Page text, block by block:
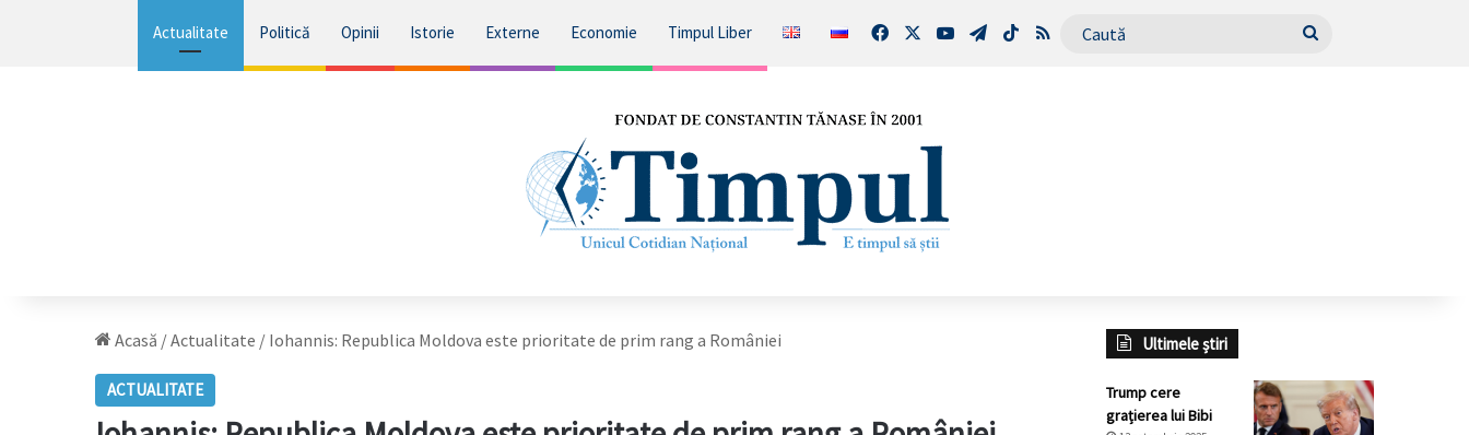
Actualitate Politică Opinii Istorie Externe Economie Timpul Liber FacebookYouTubeTelegram
TikTokRSS Caută
Acasă /Actualitate / Iohannis: Republica Moldova este prioritate de prim rang a României
ACTUALITATE
Ultimele știri
Trump cere
grațierea lui Bibi